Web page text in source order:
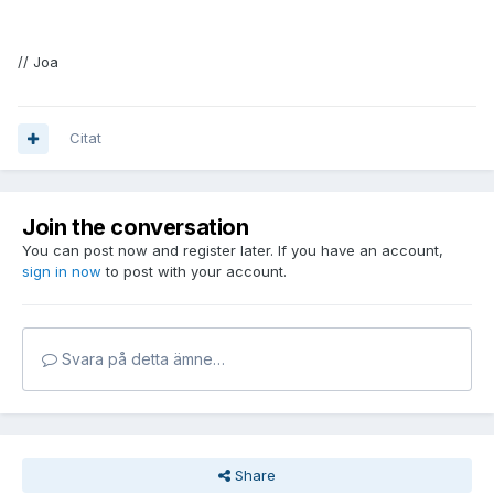
// Joa
Citat
Join the conversation
You can post now and register later. If you have an account,
sign in now to post with your account.
Svara på detta ämne…
Share